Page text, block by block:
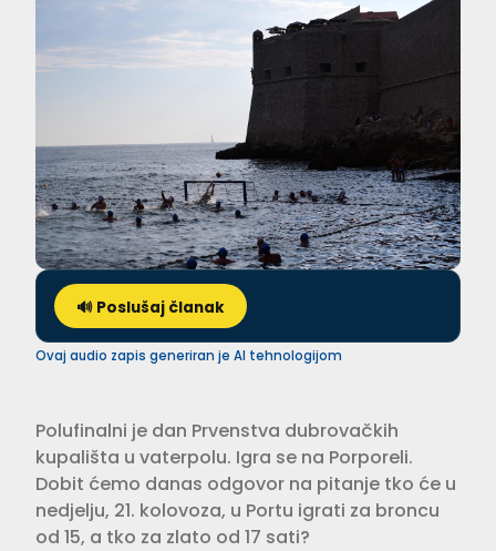
🔊 Poslušaj članak
Ovaj audio zapis generiran je AI tehnologijom
Polufinalni je dan Prvenstva dubrovačkih
kupališta u vaterpolu. Igra se na Porporeli.
Dobit ćemo danas odgovor na pitanje tko će u
nedjelju, 21. kolovoza, u Portu igrati za broncu
od 15, a tko za zlato od 17 sati?